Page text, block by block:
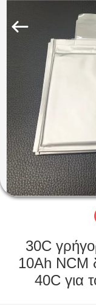
ΣΠΊΤΙ
ΠΡΟΪΌΝΤΑ
ΕΜΦΆΝΙΣΗ
VR
ΠΕΡΊΠΟΥ
ΓΎΡΟΣ
Technology
Co,.Ltd..
30C
10Ah NCM
40C για